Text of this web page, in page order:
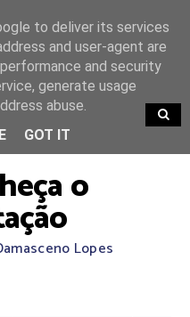
o
Lopes
to deliver its services
and user-agent are
and security
generate usage
abuse.
GOT IT